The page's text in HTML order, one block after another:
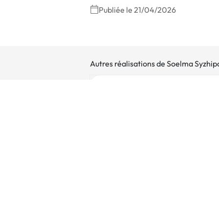
Publiée le 21/04/2026
Autres réalisations de Soelma